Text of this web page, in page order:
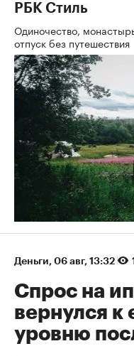
РБК Стиль
Одиночество,
отпуск без путешествия
Деньги⁠, 06 авг, 13:32
Спрос на
вернулся к
уровню